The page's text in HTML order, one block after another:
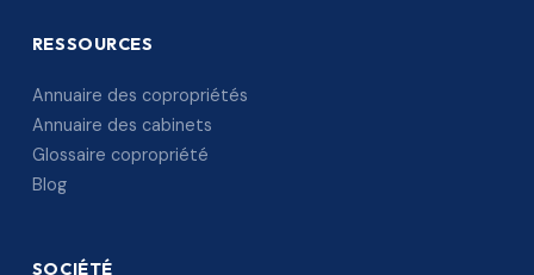
RESSOURCES
Annuaire des copropriétés
Annuaire des cabinets
Glossaire copropriété
Blog
SOCIÉTÉ